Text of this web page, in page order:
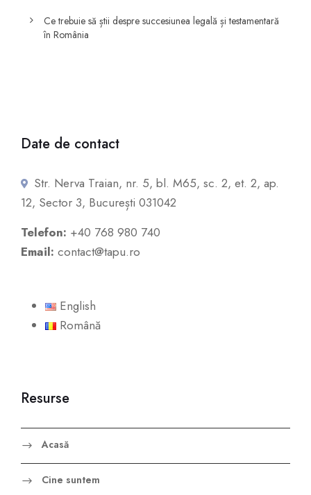
Ce trebuie să știi despre succesiunea legală și testamentară
în România
Date de contact
Str. Nerva Traian, nr. 5, bl. M65, sc. 2, et. 2, ap.
12, Sector 3, București 031042
Telefon: +40 768 980 740
Email: contact@tapu.ro
English
Română
Resurse
Acasă
Cine suntem